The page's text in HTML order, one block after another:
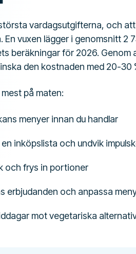
vardagsutgifterna, och
En vuxen lägger i genomsnitt 2
beräkningar för 2026.
den kostnaden med 20-30
på maten:
menyer innan du handlar
inköpslista och undvik
och frys in portioner
erbjudanden och anpassa
mot vegetariska